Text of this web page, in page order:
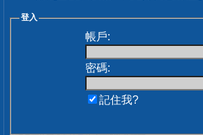
登入
帳戶:
密碼:
記住我?